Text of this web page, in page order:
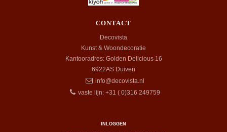
CONTACT
Decovista
Kunst & Woondecoratie
Kantooradres: Golden Delicious 16
6922AS Duiven
info@decovista.nl
vaste lijn: +31 ( 0)316 249759
INLOGGEN